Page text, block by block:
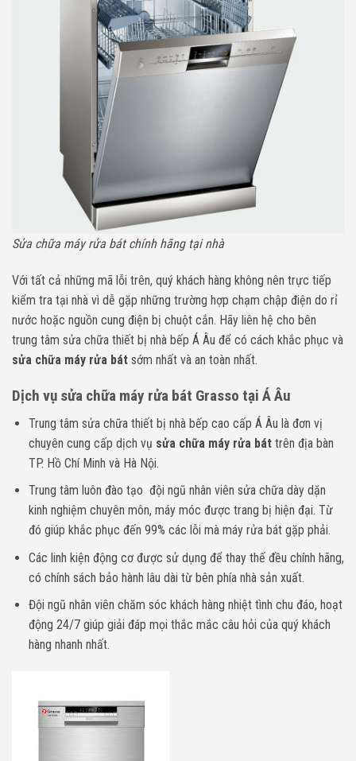
Sửa chữa máy rửa bát chính hãng tại nhà
Với tất cả những mã lỗi trên, quý khách hàng không nên trực tiếp
kiểm tra tại nhà vì dễ gặp những trường hợp chạm chập điện do rỉ
nước hoặc nguồn cung điện bị chuột cắn. Hãy liên hệ cho bên
trung tâm sửa chữa thiết bị nhà bếp Á Âu để có cách khắc phục và
sửa chữa máy rửa bát sớm nhất và an toàn nhất.
Dịch vụ sửa chữa máy rửa bát Grasso tại Á Âu
Trung tâm sửa chữa thiết bị nhà bếp cao cấp Á Âu là đơn vị
chuyên cung cấp dịch vụ sửa chữa máy rửa báttrên địa bàn
TP. Hồ Chí Minh và Hà Nội.
Trung tâm luôn đào tạo đội ngũ nhân viên sửa chữa dày dặn
kinh nghiệm chuyên môn, máy móc được trang bị hiện đại. Từ
đó giúp khắc phục đến 99% các lỗi mà máy rửa bát gặp phải.
Các linh kiện động cơ được sử dụng để thay thế đều chính hãng,
có chính sách bảo hành lâu dài từ bên phía nhà sản xuất.
Đội ngũ nhân viên chăm sóc khách hàng nhiệt tình chu đáo, hoạt
động 24/7 giúp giải đáp mọi thắc mắc câu hỏi của quý khách
hàng nhanh nhất.